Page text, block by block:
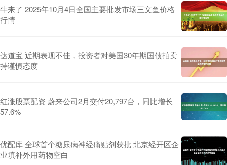
牛来了 2025年10月4日全国主要批发市场三文鱼价格
行情
达道宝 近期表现不佳，投资者对美国30年期国债拍卖
持谨慎态度
红涨股票配资 蔚来公司2月交付20,797台，同比增长
57.6%
优配库 全球首个糖尿病神经痛贴剂获批 北京经开区企
业填补外用药物空白